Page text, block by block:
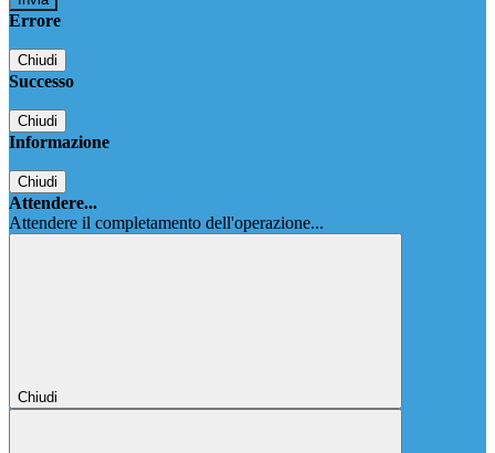
Errore
Chiudi
Successo
Chiudi
Informazione
Chiudi
Attendere...
Attendere il completamento dell'operazione...
Chiudi